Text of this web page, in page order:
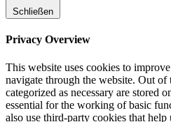
Schließen
Privacy Overview
This website uses cookies to
navigate through the website. Out of
categorized as necessary are stored
essential for the working of basic
also use third-party cookies that